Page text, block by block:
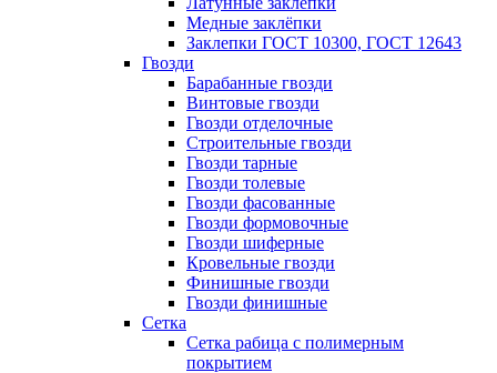
Медные заклёпки
Заклепки ГОСТ 10300, ГОСТ 12643
Гвозди
Барабанные гвозди
Винтовые гвозди
Гвозди отделочные
Строительные гвозди
Гвозди тарные
Гвозди толевые
Гвозди фасованные
Гвозди формовочные
Гвозди шиферные
Кровельные гвозди
Финишные гвозди
Гвозди финишные
Сетка
Сетка рабица с полимерным
покрытием